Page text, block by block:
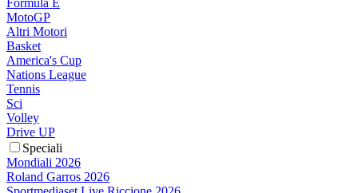
MotoGP
Altri Motori
Basket
America's Cup
Nations League
Tennis
Sci
Volley
Drive UP
Speciali
Mondiali 2026
Roland Garros 2026